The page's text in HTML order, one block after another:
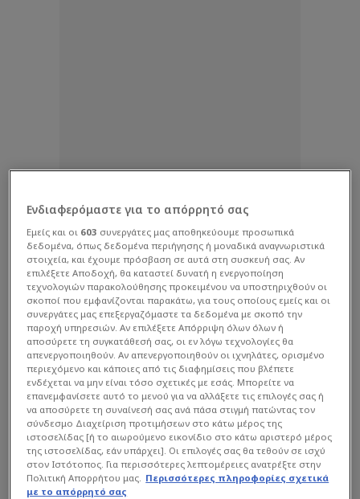
Ενδιαφερόμαστε για το απόρρητό σας
Εμείς και οι 603 συνεργάτες μας αποθηκεύουμε προσωπικά
δεδομένα, όπως δεδομένα περιήγησης ή μοναδικά αναγνωριστικά
στοιχεία, και έχουμε πρόσβαση σε αυτά στη συσκευή σας. Αν
επιλέξετε Αποδοχή, θα καταστεί δυνατή η ενεργοποίηση
τεχνολογιών παρακολούθησης προκειμένου να υποστηριχθούν οι
σκοποί που εμφανίζονται παρακάτω, για τους οποίους εμείς και οι
συνεργάτες μας επεξεργαζόμαστε τα δεδομένα με σκοπό την
παροχή υπηρεσιών. Αν επιλέξετε Απόρριψη όλων όλων ή
αποσύρετε τη συγκατάθεσή σας, οι εν λόγω τεχνολογίες θα
απενεργοποιηθούν. Αν απενεργοποιηθούν οι ιχνηλάτες, ορισμένο
περιεχόμενο και κάποιες από τις διαφημίσεις που βλέπετε
ενδέχεται να μην είναι τόσο σχετικές με εσάς. Μπορείτε να
επανεμφανίσετε αυτό το μενού για να αλλάξετε τις επιλογές σας ή
να αποσύρετε τη συναίνεσή σας ανά πάσα στιγμή πατώντας τον
σύνδεσμο Διαχείριση προτιμήσεων στο κάτω μέρος της
ιστοσελίδας [ή το αιωρούμενο εικονίδιο στο κάτω αριστερό μέρος
της ιστοσελίδας, εάν υπάρχει]. Οι επιλογές σας θα τεθούν σε ισχύ
στον Ιστότοπος. Για περισσότερες λεπτομέρειες ανατρέξτε στην
Πολιτική Απορρήτου μας. Περισσότερες πληροφορίες σχετικά
με το απόρρητό σας